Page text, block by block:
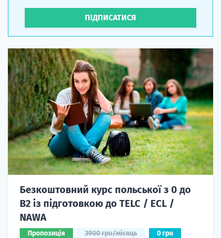
ПІДПИСАТИСЯ
Безкоштовний курс польської з 0 до
B2 із підготовкою до TELC / ECL /
NAWA
Пропозиція 3900 грн/місяць 0 грн